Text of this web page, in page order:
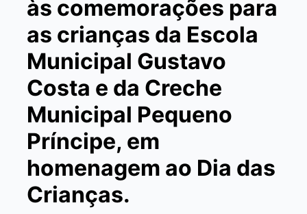
às comemorações para
as crianças da Escola
Municipal Gustavo
Costa e da Creche
Municipal Pequeno
Príncipe, em
homenagem ao Dia das
Crianças.